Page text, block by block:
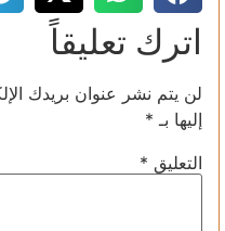
اترك تعليقاً
لن يتم نشر عنوان بريدك
إليها بـ *
التعليق *